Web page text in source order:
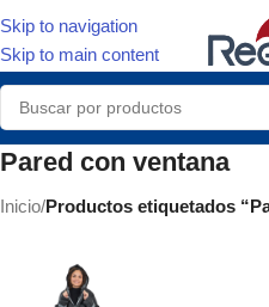
Skip to navigation
Skip to main content
Pared con ventana
Inicio/Productos etiquetados